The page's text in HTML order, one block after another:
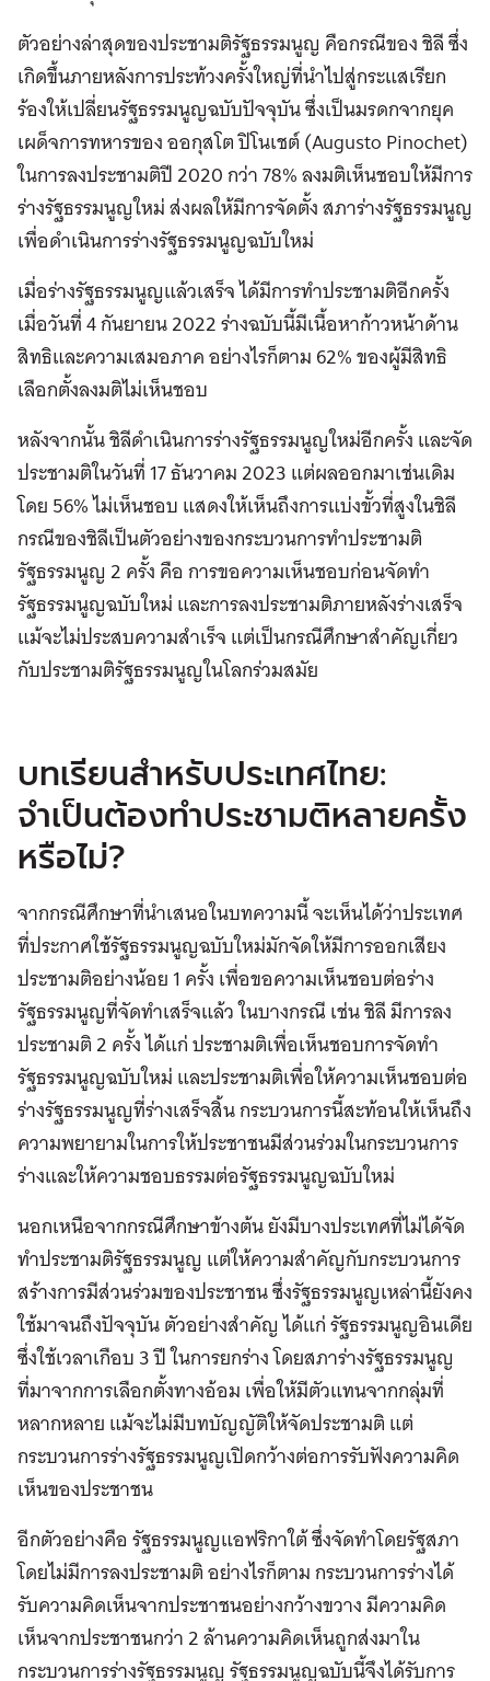
ตัวอย่างล่าสุดของประชามติรัฐธรรมนูญ คือกรณีของ ชิลี ซึ่ง
เกิดขึ้นภายหลังการประท้วงครั้งใหญ่ที่นำไปสู่กระแสเรียก
ร้องให้เปลี่ยนรัฐธรรมนูญฉบับปัจจุบัน ซึ่งเป็นมรดกจากยุค
เผด็จการทหารของ ออกุสโต ปิโนเชต์ (Augusto Pinochet)
ในการลงประชามติปี 2020 กว่า 78% ลงมติเห็นชอบให้มีการ
ร่างรัฐธรรมนูญใหม่ ส่งผลให้มีการจัดตั้ง สภาร่างรัฐธรรมนูญ
เพื่อดำเนินการร่างรัฐธรรมนูญฉบับใหม่
เมื่อร่างรัฐธรรมนูญแล้วเสร็จ ได้มีการทำประชามติอีกครั้ง
เมื่อวันที่ 4 กันยายน 2022 ร่างฉบับนี้มีเนื้อหาก้าวหน้าด้าน
สิทธิและความเสมอภาค อย่างไรก็ตาม 62% ของผู้มีสิทธิ
เลือกตั้งลงมติไม่เห็นชอบ
หลังจากนั้น ชิลีดำเนินการร่างรัฐธรรมนูญใหม่อีกครั้ง และจัด
ประชามติในวันที่ 17 ธันวาคม 2023 แต่ผลออกมาเช่นเดิม
โดย 56% ไม่เห็นชอบ แสดงให้เห็นถึงการแบ่งขั้วที่สูงในชิลี
กรณีของชิลีเป็นตัวอย่างของกระบวนการทำประชามติ
รัฐธรรมนูญ 2 ครั้ง คือ การขอความเห็นชอบก่อนจัดทำ
รัฐธรรมนูญฉบับใหม่ และการลงประชามติภายหลังร่างเสร็จ
แม้จะไม่ประสบความสำเร็จ แต่เป็นกรณีศึกษาสำคัญเกี่ยว
กับประชามติรัฐธรรมนูญในโลกร่วมสมัย
บทเรียนสำหรับประเทศไทย:
จำเป็นต้องทำประชามติหลายครั้ง
หรือไม่?
จากกรณีศึกษาที่นำเสนอในบทความนี้ จะเห็นได้ว่าประเทศ
ที่ประกาศใช้รัฐธรรมนูญฉบับใหม่มักจัดให้มีการออกเสียง
ประชามติอย่างน้อย 1 ครั้ง เพื่อขอความเห็นชอบต่อร่าง
รัฐธรรมนูญที่จัดทำเสร็จแล้ว ในบางกรณี เช่น ชิลี มีการลง
ประชามติ 2 ครั้ง ได้แก่ ประชามติเพื่อเห็นชอบการจัดทำ
รัฐธรรมนูญฉบับใหม่ และประชามติเพื่อให้ความเห็นชอบต่อ
ร่างรัฐธรรมนูญที่ร่างเสร็จสิ้น กระบวนการนี้สะท้อนให้เห็นถึง
ความพยายามในการให้ประชาชนมีส่วนร่วมในกระบวนการ
ร่างและให้ความชอบธรรมต่อรัฐธรรมนูญฉบับใหม่
นอกเหนือจากกรณีศึกษาข้างต้น ยังมีบางประเทศที่ไม่ได้จัด
ทำประชามติรัฐธรรมนูญ แต่ให้ความสำคัญกับกระบวนการ
สร้างการมีส่วนร่วมของประชาชน ซึ่งรัฐธรรมนูญเหล่านี้ยังคง
ใช้มาจนถึงปัจจุบัน ตัวอย่างสำคัญ ได้แก่ รัฐธรรมนูญอินเดีย
ซึ่งใช้เวลาเกือบ 3 ปี ในการยกร่าง โดยสภาร่างรัฐธรรมนูญ
ที่มาจากการเลือกตั้งทางอ้อม เพื่อให้มีตัวแทนจากกลุ่มที่
หลากหลาย แม้จะไม่มีบทบัญญัติให้จัดประชามติ แต่
กระบวนการร่างรัฐธรรมนูญเปิดกว้างต่อการรับฟังความคิด
เห็นของประชาชน
อีกตัวอย่างคือ รัฐธรรมนูญแอฟริกาใต้ ซึ่งจัดทำโดยรัฐสภา
โดยไม่มีการลงประชามติ อย่างไรก็ตาม กระบวนการร่างได้
รับความคิดเห็นจากประชาชนอย่างกว้างขวาง มีความคิด
เห็นจากประชาชนกว่า 2 ล้านความคิดเห็นถูกส่งมาใน
กระบวนการร่างรัฐธรรมนูญ รัฐธรรมนูญฉบับนี้จึงได้รับการ